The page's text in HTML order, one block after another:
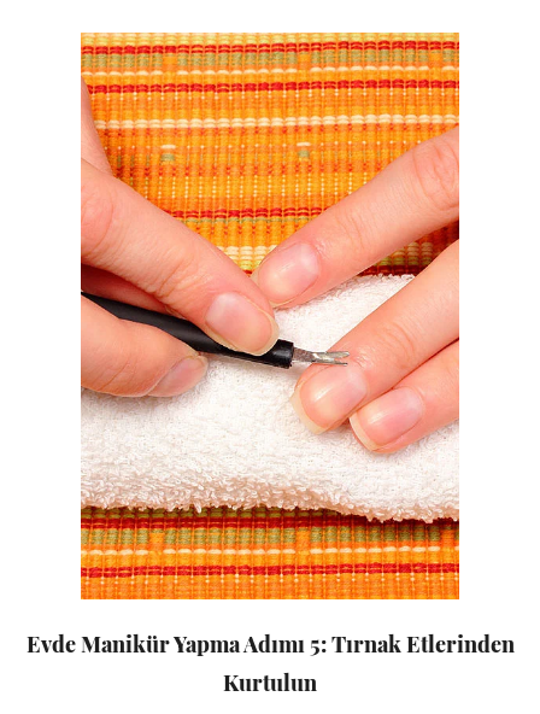
Evde Manikür Yapma Adımı 5: Tırnak Etlerinden
Kurtulun